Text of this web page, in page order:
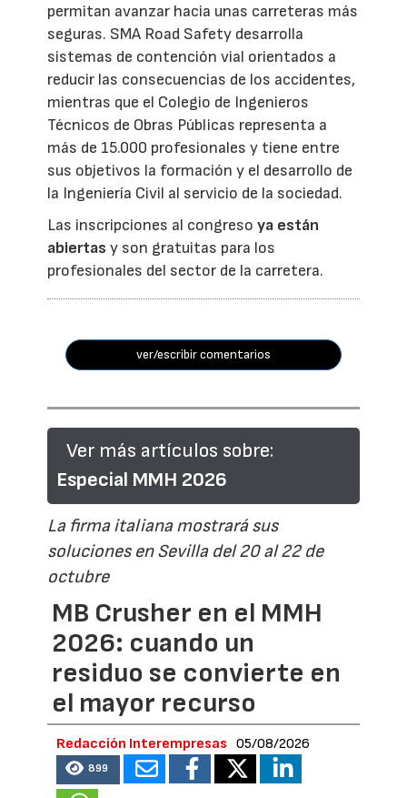
permitan avanzar hacia unas carreteras más
seguras. SMA Road Safety desarrolla
sistemas de contención vial orientados a
reducir las consecuencias de los accidentes,
mientras que el Colegio de Ingenieros
Técnicos de Obras Públicas representa a
más de 15.000 profesionales y tiene entre
sus objetivos la formación y el desarrollo de
la Ingeniería Civil al servicio de la sociedad.
Las inscripciones al congresoya están
abiertas y son gratuitas para los
profesionales del sector de la carretera.
ver/escribir comentarios
Ver más artículos sobre:
Especial MMH 2026
La firma italiana mostrará sus
soluciones en Sevilla del 20 al 22 de
octubre
MB Crusher en el MMH
2026: cuando un
residuo se convierte en
el mayor recurso
Redacción Interempresas 05/08/2026
899